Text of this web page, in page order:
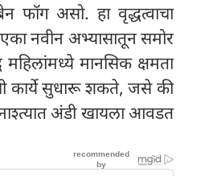
असो. हा वृद्धत्वाचा
नवीन अभ्यासातून समोर
मानसिक क्षमता
कार्ये सुधारू शकते, जसे की
अंडी खायला आवडत